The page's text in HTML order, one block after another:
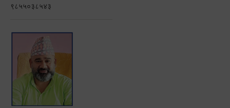
९८५५०३८५४३